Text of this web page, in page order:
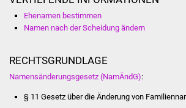
Ehenamen bestimmen
Namen nach der Scheidung ändern
RECHTSGRUNDLAGE
Namensänderungsgesetz (NamÄndG):
§ 11 Gesetz über die Änderung von